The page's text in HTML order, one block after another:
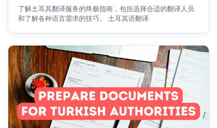
了解土耳其翻译服务的终极指南，包括选择合适的翻译人员
和了解各种语言需求的技巧。 土耳其语翻译